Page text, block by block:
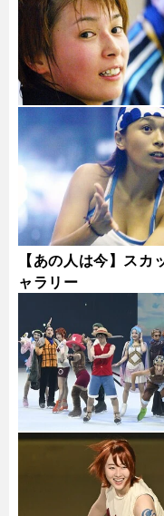
【あの人は今】ス
ャラリー